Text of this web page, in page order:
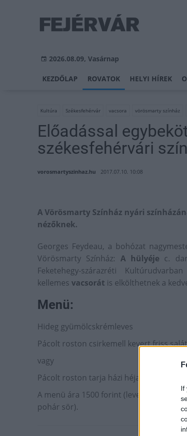
If
2026.08.09, Vasárnap
KEZDŐLAP ROVATOK HELYI HÍREK
Kultúra Székesfehérvár vacsora vörösmarty színház
Előadással
székesfehérvári
vorosmartyszinhaz.hu 2017.07.10. 10:08
A Vörösmarty Színház nyári
nézőknek.
Georges Feydeau, a bohózat
Vörösmarty Színház: A hülyéje c.
Feketehegy-szárazréti
kellemes vacsorát is elkölthetnek a
Menü:
Hideg gyümölcskrémleves
Pácolt roston csirkemell kevert friss
vagy
Pácolt roston tarja házi héjas burgonyával
A menü ára 1500 forint (leves + főétel),
pohár sör).